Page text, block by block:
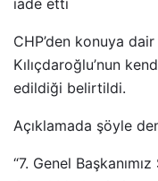
CHP’den konuya
Kılıçdaroğlu’nun
edildiği belirtildi.
Açıklamada şöyle
“7. Genel